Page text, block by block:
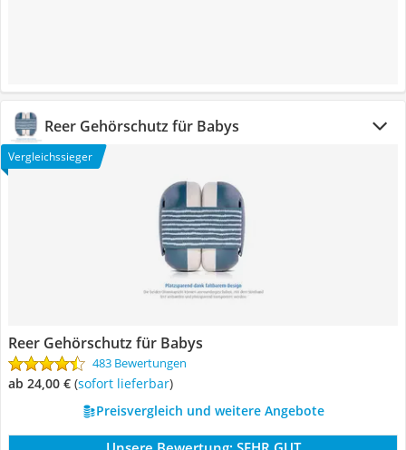
Reer Gehörschutz für Babys
Vergleichssieger
Reer Gehörschutz für Babys
483 Bewertungen
ab 24,00 € ( Sofort lieferbar)
Preisvergleich und weitere Angebote